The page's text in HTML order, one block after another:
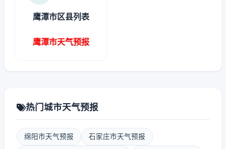
鹰潭市区县列表
鹰潭市天气预报
热门城市天气预报
绵阳市天气预报 石家庄市天气预报